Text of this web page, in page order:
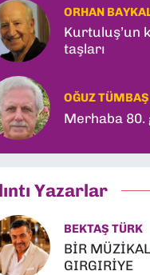
ORHAN
Kurtuluş’un
taşları
OĞUZ TÜMBAŞ
Merhaba 80.
Yazarlar
BEKTAŞ TÜRK
BİR
GIRGIRİYE